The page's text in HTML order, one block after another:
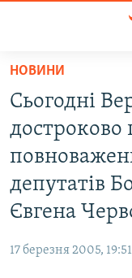
Перейти
основного
матеріалу
Перейти
до
основної
навігації
до
ВСЕ ЗА ДОБУ
СТАТТІ
ЕКОНОМІКА
РОСІЙСЬКА
КРИМ.РЕАЛІЇ
НОВИНИ
Сьогодні
депутатів
Євгена
17 березня 2005, 19:51